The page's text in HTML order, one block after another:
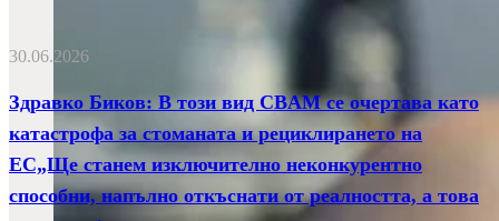
30.06.2026
Здравко Биков: В този вид CBAM се очертава като
катастрофа за стоманата и рециклирането на
ЕС„Ще станем изключително неконкурентно
способни, напълно откъснати от реалността, а това